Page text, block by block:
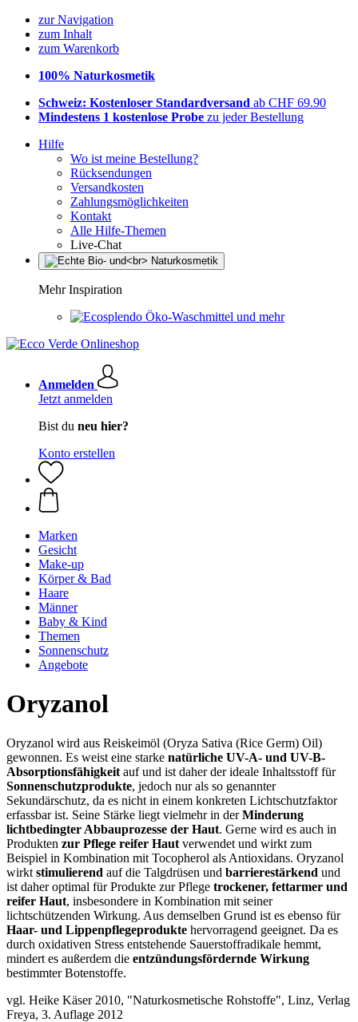
zur Navigation
zum Inhalt
zum Warenkorb
100% Naturkosmetik
Schweiz: Kostenloser Standardversand ab CHF 69.90
Mindestens 1 kostenlose Probe zu jeder Bestellung
Hilfe
Wo ist meine Bestellung?
Rücksendungen
Versandkosten
Zahlungsmöglichkeiten
Kontakt
Alle Hilfe-Themen
Live-Chat
Mehr Inspiration
Öko-Waschmittel und mehr
Anmelden
Jetzt anmelden
Bist du neu hier?
Konto erstellen
Marken
Gesicht
Make-up
Körper & Bad
Haare
Männer
Baby & Kind
Themen
Sonnenschutz
Angebote
Oryzanol
Oryzanol wird aus Reiskeimöl (Oryza Sativa (Rice Germ) Oil)
gewonnen. Es weist eine starke natürliche UV-A- und UV-B-
Absorptionsfähigkeit auf und ist daher der ideale Inhaltsstoff für
Sonnenschutzprodukte, jedoch nur als so genannter
Sekundärschutz, da es nicht in einem konkreten Lichtschutzfaktor
erfassbar ist. Seine Stärke liegt vielmehr in derMinderung
lichtbedingter Abbauprozesse der Haut. Gerne wird es auch in
Produkten zur Pflege reifer Haut verwendet und wirkt zum
Beispiel in Kombination mit Tocopherol als Antioxidans. Oryzanol
wirkt stimulierend auf die Talgdrüsen und barrierestärkend und
ist daher optimal für Produkte zur Pflege trockener, fettarmer und
reifer Haut, insbesondere in Kombination mit seiner
lichtschützenden Wirkung. Aus demselben Grund ist es ebenso für
Haar- und Lippenpflegeprodukte hervorragend geeignet. Da es
durch oxidativen Stress entstehende Sauerstoffradikale hemmt,
mindert es außerdem die entzündungsfördernde Wirkung
bestimmter Botenstoffe.
vgl. Heike Käser 2010, "Naturkosmetische Rohstoffe", Linz, Verlag
Freya, 3. Auflage 2012